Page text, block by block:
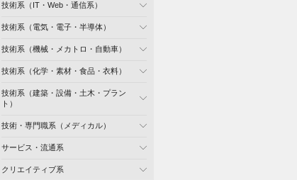
技術系（IT・Web・通信系）
技術系（電気・電子・半導体）
技術系（機械・メカトロ・自動車）
技術系（化学・素材・食品・衣料）
技術系（建築・設備・土木・プラン
ト）
技術・専門職系（メディカル）
サービス・流通系
クリエイティブ系